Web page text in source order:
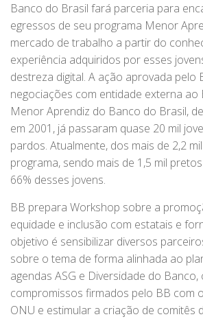
Banco do Brasil fará parceria para
egressos de seu programa Menor
mercado de trabalho a partir do
experiência adquiridos por esses
destreza digital. A ação aprovada pelo
negociações com entidade externa ao
Menor Aprendiz do Banco do Brasil,
em 2001, já passaram quase 20 mil
pardos. Atualmente, dos mais de 2,2
programa, sendo mais de 1,5 mil
66% desses jovens.
BB prepara Workshop sobre a
equidade e inclusão com estatais e
objetivo é sensibilizar diversos
sobre o tema de forma alinhada ao
agendas ASG e Diversidade do
compromissos firmados pelo BB com
ONU e estimular a criação de comitês